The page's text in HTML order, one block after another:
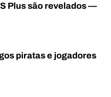
Plus são revelados —
piratas e jogadores